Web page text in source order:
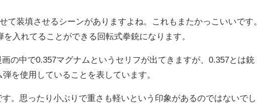
て装填させるシーンがありますよね。これもまたかっこいいです
入れてることができる回転式拳銃になります。
の中で0.357マグナムというセリフが出てきますが、0.357とは銃
を使用していることを表しています。
。思ったり小ぶりで重さも軽いという印象があるのではないでし